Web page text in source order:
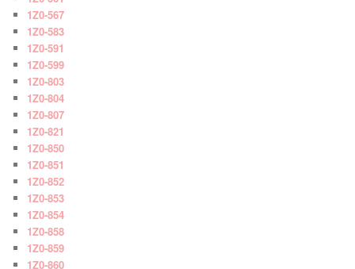
1Z0-567
1Z0-583
1Z0-591
1Z0-599
1Z0-803
1Z0-804
1Z0-807
1Z0-821
1Z0-850
1Z0-851
1Z0-852
1Z0-853
1Z0-854
1Z0-858
1Z0-859
1Z0-860